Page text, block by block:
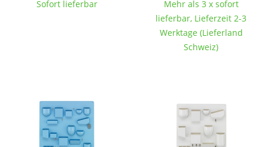
Esszimmer
Schlafzimmer
Sofort lieferbar
Mehr als 3 x sofort
lieferbar, Lieferzeit 2-3
Werktage (Lieferland
Schweiz)